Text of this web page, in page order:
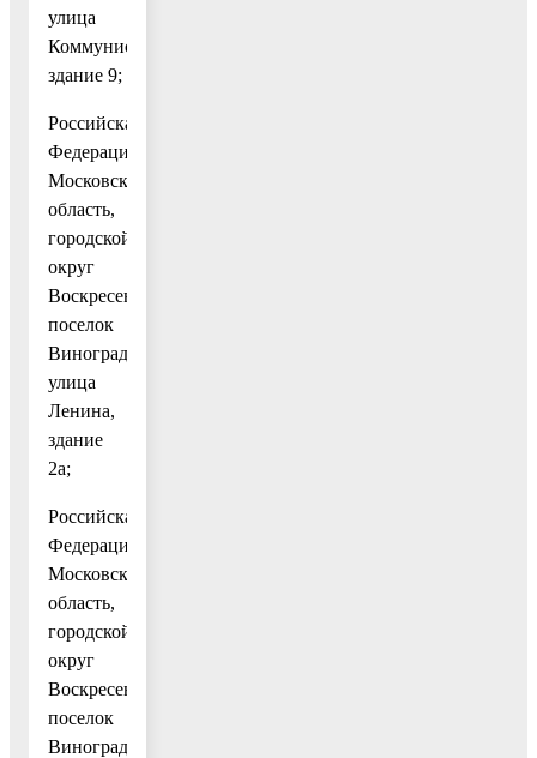
улица
Коммунистическая,
здание 9;
Российская
Федерация,
Московская
область,
городской
округ
Воскресенск,
поселок
Виноградово,
улица
Ленина,
здание
2а;
Российская
Федерация,
Московская
область,
городской
округ
Воскресенск,
поселок
Виноградово,